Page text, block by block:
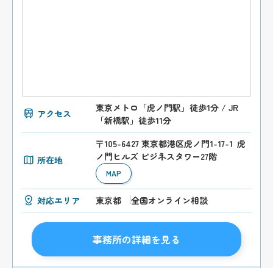
アクセス
東京メトロ「虎ノ門駅」徒歩1分 / JR
「新橋駅」徒歩11分
所在地
〒105-6427 東京都港区虎ノ門1-17-1 虎
ノ門ヒルズ ビジネスタワー27階
MAP
対応エリア 東京都 全国オンライン相談
事務所の詳細を見る